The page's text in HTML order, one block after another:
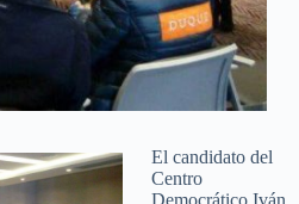
El candidato del
Centro